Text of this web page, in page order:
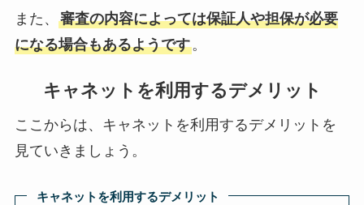
また、 審査の内容によっては保証人や担保が必要
になる場合もあるようです。
キャネットを利用するデメリット
ここからは、キャネットを利用するデメリットを
見ていきましょう。
キャネットを利用するデメリット